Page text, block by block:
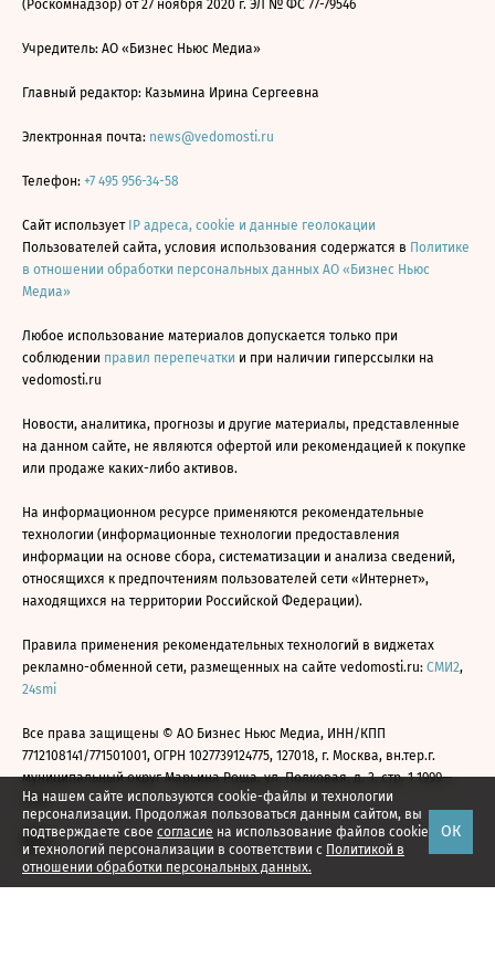
На нашем сайте используются cookie-файлы и технологии
персонализации. Продолжая пользоваться данным сайтом, вы
подтверждаете свое согласие на использование файлов cookie
и технологий персонализации в соответствии с Политикой в
отношении обработки персональных данных.
ОК
(Роскомнадзор) от 27 ноября 2020 г. ЭЛ № ФС 77-79546
Учредитель: АО «Бизнес Ньюс Медиа»
Главный редактор: Казьмина Ирина Сергеевна
Электронная почта: news@vedomosti.ru
Телефон: +7 495 956-34-58
Сайт использует IP адреса, cookie и данные геолокации
Пользователей сайта, условия использования содержатся в Политике
в отношении обработки персональных данных АО «Бизнес Ньюс
Медиа»
Любое использование материалов допускается только при
соблюдении правил перепечатки и при наличии гиперссылки на
vedomosti.ru
Новости, аналитика, прогнозы и другие материалы, представленные
на данном сайте, не являются офертой или рекомендацией к покупке
или продаже каких-либо активов.
На информационном ресурсе применяются рекомендательные
технологии (информационные технологии предоставления
информации на основе сбора, систематизации и анализа сведений,
относящихся к предпочтениям пользователей сети «Интернет»,
находящихся на территории Российской Федерации).
Правила применения рекомендательных технологий в виджетах
рекламно-обменной сети, размещенных на сайте vedomosti.ru: СМИ2,
24smi
Все права защищены © АО Бизнес Ньюс Медиа, ИНН/КПП
7712108141/771501001, ОГРН 1027739124775, 127018, г. Москва, вн.тер.г.
муниципальный округ Марьина Роща, ул. Полковая, д. 3, стр. 1 1999—
2026